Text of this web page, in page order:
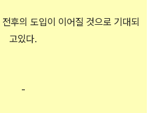
후의 도입이 이어질 것으로 기대되
고있다.
-